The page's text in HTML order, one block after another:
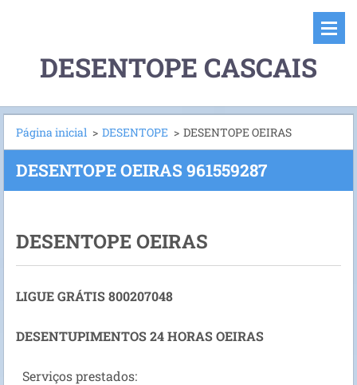
DESENTOPE CASCAIS
Página inicial > DESENTOPE > DESENTOPE OEIRAS
DESENTOPE OEIRAS 961559287
DESENTOPE OEIRAS
LIGUE GRÁTIS 800207048
DESENTUPIMENTOS 24 HORAS OEIRAS
Serviços prestados: